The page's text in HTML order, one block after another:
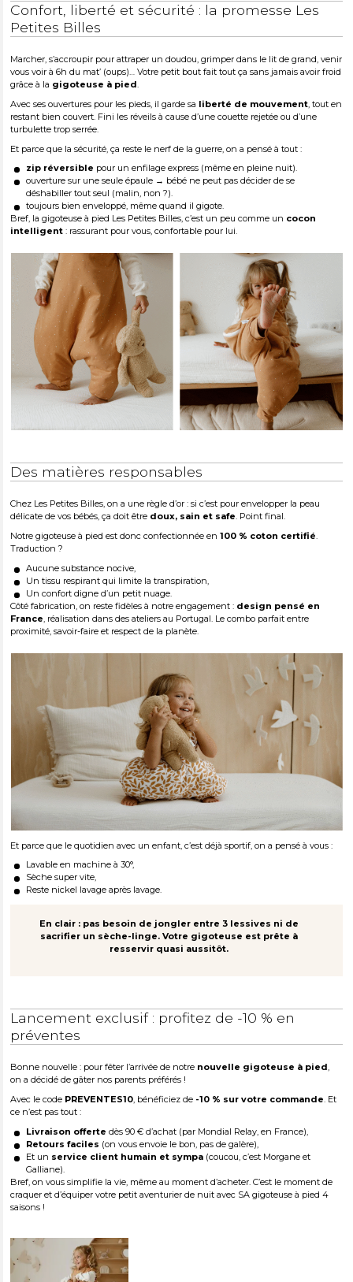
Confort, liberté et sécurité : la promesse Les
Petites Billes
Marcher, s’accroupir pour attraper un doudou, grimper dans le lit de grand, venir
vous voir à 6h du mat’ (oups)… Votre petit bout fait tout ça sans jamais avoir froid
grâce à la gigoteuse à pied.
Avec ses ouvertures pour les pieds, il garde sa liberté de mouvement , tout en
restant bien couvert. Fini les réveils à cause d’une couette rejetée ou d’une
turbulette trop serrée.
Et parce que la sécurité, ça reste le nerf de la guerre, on a pensé à tout :
zip réversible pour un enfilage express (même en pleine nuit).
ouverture sur une seule épaule → bébé ne peut pas décider de se
déshabiller tout seul (malin, non ?).
toujours bien enveloppé, même quand il gigote.
Bref, la gigoteuse à pied Les Petites Billes, c’est un peu comme un cocon
intelligent : rassurant pour vous, confortable pour lui.
Des matières responsables
Chez Les Petites Billes, on a une règle d’or : si c’est pour envelopper la peau
délicate de vos bébés, ça doit être doux, sain et safe. Point final.
Notre gigoteuse à pied est donc confectionnée en100 % coton certifié.
Traduction ?
Aucune substance nocive,
Un tissu respirant qui limite la transpiration,
Un confort digne d’un petit nuage.
Côté fabrication, on reste fidèles à notre engagement : design pensé en
France , réalisation dans des ateliers au Portugal. Le combo parfait entre
proximité, savoir-faire et respect de la planète.
Et parce que le quotidien avec un enfant, c’est déjà sportif, on a pensé à vous :
Lavable en machine à 30°,
Sèche super vite,
Reste nickel lavage après lavage.
En clair : pas besoin de jongler entre 3 lessives ni de
sacrifier un sèche-linge. Votre gigoteuse est prête à
resservir quasi aussitôt.
Lancement exclusif : profitez de -10 % en
préventes
Bonne nouvelle : pour fêter l’arrivée de notre nouvelle gigoteuse à pied,
on a décidé de gâter nos parents préférés !
Avec le code PREVENTES10, bénéficiez de -10 % sur votre commande. Et
ce n’est pas tout :
Livraison offerte dès 90 € d’achat (par Mondial Relay, en France),
Retours faciles (on vous envoie le bon, pas de galère),
Et un service client humain et sympa (coucou, c’est Morgane et
Galliane).
Bref, on vous simplifie la vie, même au moment d’acheter. C’est le moment de
craquer et d’équiper votre petit aventurier de nuit avec SA gigoteuse à pied 4
saisons !